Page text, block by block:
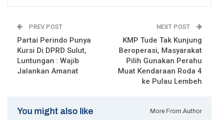
PREV POST
Partai Perindo Punya
Kursi Di DPRD Sulut,
Luntungan : Wajib
Jalankan Amanat
NEXT POST
KMP Tude Tak Kunjung
Beroperasi, Masyarakat
Pilih Gunakan Perahu
Muat Kendaraan Roda 4
ke Pulau Lembeh
You might also like More From Author